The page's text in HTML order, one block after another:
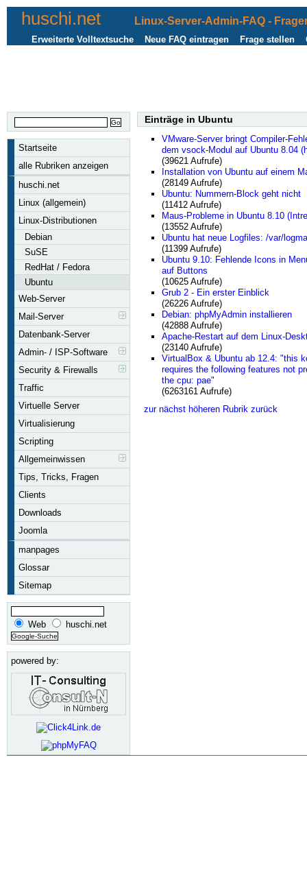
huschi.net Linux-Server-Admin-FAQ -
Frage stellen
Neue FAQ eintragen
Erweiterte Volltextsuche
Startseite
alle Rubriken anzeigen
huschi.net
Linux (allgemein)
Linux-Distributionen
Debian
SuSE
RedHat / Fedora
Ubuntu
Web-Server
Mail-Server
Datenbank-Server
Admin- / ISP-Software
Security & Firewalls
Traffic
Virtuelle Server
Virtualisierung
Scripting
Allgemeinwissen
Tips, Tricks, Fragen
Clients
Downloads
Joomla
manpages
Glossar
Sitemap
Web huschi.net
powered by:
Einträge in Ubuntu
VMware-Server bringt Compiler-
dem vsock-Modul auf Ubuntu 8.04
(39621 Aufrufe)
Installation von Ubuntu auf einem
(28149 Aufrufe)
Ubuntu: Nummern-Block geht nicht
(11412 Aufrufe)
Maus-Probleme in Ubuntu 8.10
(13552 Aufrufe)
Ubuntu hat neue Logfiles: /var/
(11399 Aufrufe)
Ubuntu 9.10: Fehlende Icons in
auf Buttons
(10625 Aufrufe)
Grub 2 - Ein erster Einblick
(26226 Aufrufe)
Debian: phpMyAdmin installieren
(42888 Aufrufe)
Apache-Restart auf dem Linux-
(23140 Aufrufe)
VirtualBox & Ubuntu ab 12.4: "this
requires the following features not
the cpu: pae"
(6263161 Aufrufe)
zur nächst höheren Rubrik zurück